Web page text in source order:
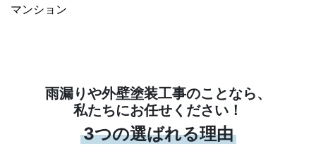
マンション
雨漏りや外壁塗装工事のことなら、
私たちにお任せください！
3つの選ばれる理由